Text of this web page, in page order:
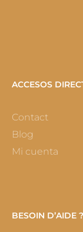
ACCESOS
Contact
Blog
Mi cuenta
BESOIN D’AIDE ?